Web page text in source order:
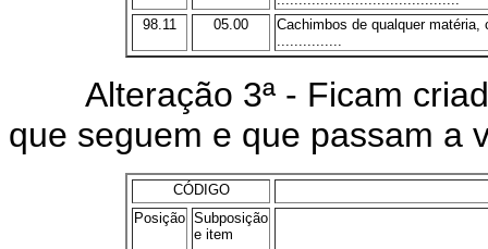
98.11
05.00
Cachimbos de qualquer matéria,
Alteração 3ª - Ficam
que seguem e que passam a
CÓDIGO
Posição Subposição
e item